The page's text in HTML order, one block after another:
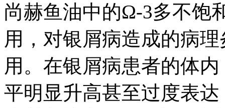
尚赫鱼油中的Ω-3多不饱
用，对银屑病造成的病
用。在银屑病患者的体
平明显升高甚至过度表